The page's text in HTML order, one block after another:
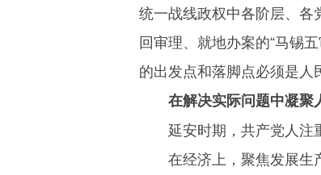
统一战线政权中各阶层、各
回审理、就地办案的“马锡
的出发点和落脚点必须是人
在解决实际问题中凝聚
延安时期，共产党人注
在经济上，聚焦发展生